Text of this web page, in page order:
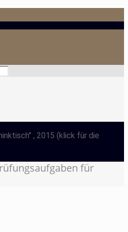
, 2015 (klick für die
für